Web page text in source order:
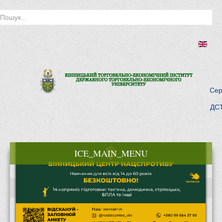
ICE_MAIN_MENU
Історія інституту
Інститут сьогодні